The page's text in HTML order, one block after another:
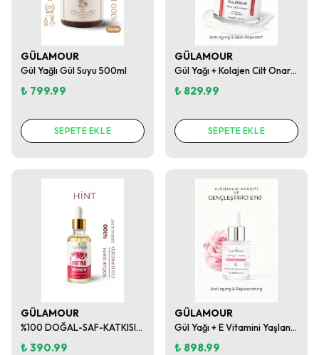
GÜLAMOUR
Gül Yağlı Gül Suyu 500ml
₺ 799.99
SEPETE EKLE
GÜLAMOUR
Gül Yağı + Kolajen Cilt Onarıcı & Yaşlanma Karşıtı Cilt Kremi
₺ 829.99
SEPETE EKLE
GÜLAMOUR
%100 DOĞAL-SAF-KATKISIZ HİNT YAĞI 50ML
₺ 390.99
GÜLAMOUR
Gül Yağı + E Vitamini Yaşlanma Karşıtı Gençleştirici Cilt Serumu
₺ 898.99